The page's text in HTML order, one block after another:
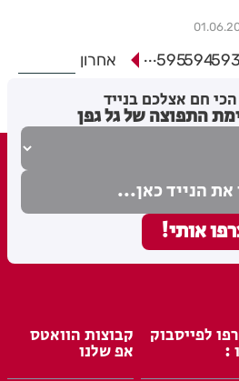
594
595
... אחרון
חם אצלכם בנייד
התפוצה של גל גפן
לפייסבוק
:
קבוצות הוואטס
אפ שלנו